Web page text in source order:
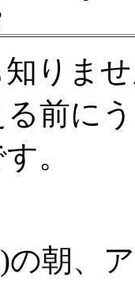
りま
前に
。
朝、